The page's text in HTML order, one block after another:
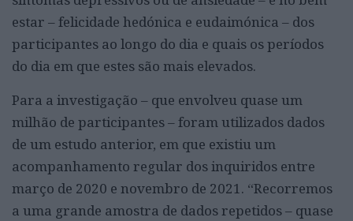
estar – felicidade hedónica e eudaimónica – dos
participantes ao longo do dia e quais os períodos
do dia em que estes são mais elevados.
Para a investigação – que envolveu quase um
milhão de participantes – foram utilizados dados
de um estudo anterior, em que existiu um
acompanhamento regular dos inquiridos entre
março de 2020 e novembro de 2021. “Recorremos
a uma grande amostra de dados repetidos – quase